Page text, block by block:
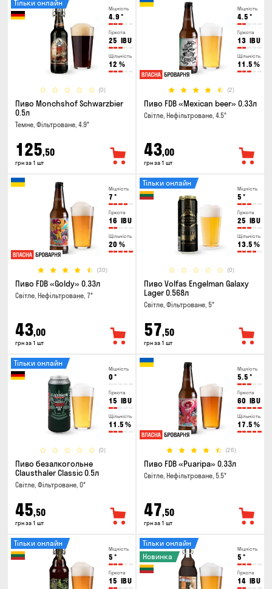
Міцність
4.9 °
Гіркота
25 IBU
Щільність
12 %
(0)
Тільки онлайн
Пиво Monchshof Schwarzbier
0.5л
Темне, Фільтроване, 4.9°
125,50
грн за 1 шт
Міцність
4.5 °
Гіркота
13 IBU
Щільність
11.5 %
(2)
Пиво FDB «Mexican beer» 0.33л
Світле, Нефільтроване, 4.5°
43,00
грн за 1 шт
Міцність
7 °
Гіркота
16 IBU
Щільність
20 %
(30)
Пиво FDB «Goldy» 0.33л
Світле, Нефільтроване, 7°
43,00
грн за 1 шт
Міцність
5 °
Гіркота
25 IBU
Щільність
13.5 %
(0)
Тільки онлайн
Пиво Volfas Engelman Galaxy
Lager 0.568л
Світле, Фільтроване, 5°
57,50
грн за 1 шт
Міцність
0 °
Гіркота
15 IBU
Щільність
11.5 %
(0)
Тільки онлайн
Пиво безалкогольне
Clausthaler Classic 0.5л
Світле, Фільтроване, 0°
45,50
грн за 1 шт
Міцність
5.5 °
Гіркота
60 IBU
Щільність
17.5 %
(26)
Пиво FDB «Puaripa» 0.33л
Світле, Нефільтроване, 5.5°
47,50
грн за 1 шт
Міцність
5 °
Гіркота
15 IBU
Тільки онлайн
Міцність
5 °
Гіркота
14 IBU
Тільки онлайн
Новинка